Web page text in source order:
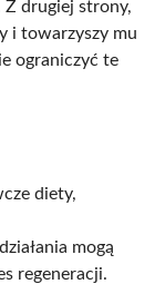
Z drugiej strony,
i towarzyszy mu
ograniczyć te
diety,
mogą
regeneracji.